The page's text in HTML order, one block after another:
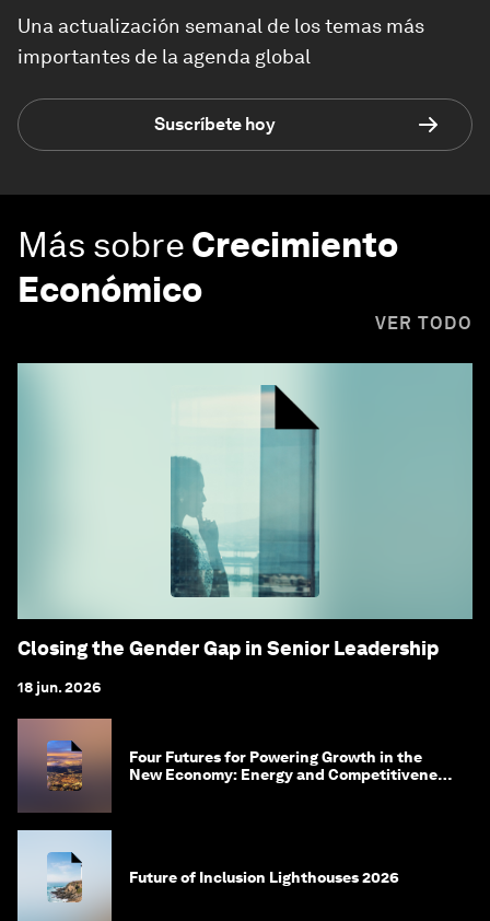
Una actualización semanal de los temas más
importantes de la agenda global
Suscríbete hoy
Más sobre Crecimiento
Económico
VER TODO
Closing the Gender Gap in Senior Leadership
18 jun. 2026
Four Futures for Powering Growth in the
New Economy: Energy and Competitiveness
Future of Inclusion Lighthouses 2026